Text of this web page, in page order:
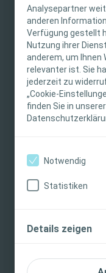
Analysepartner
anderen
Verfügung gestellt
Nutzung ihrer
anderem, um Ihnen
relevanter ist. Sie
jederzeit zu
„Cookie-
finden Sie in
Notwendig
Statistiken
Details zeigen
Diese Website
Fachpersonal.
fachliche
bestimmt.
medizinischen
individuelle
medizinischen
Produkten,
finden Sie in der
Produkts, die vor
Ich bin
Die DialogStudie
Studie zur
Coloplast. Die
Hautprobleme
Lebensqualität.
Pflegekräften, die
Studie, die im
durchgeführt
eine Kombination
ungeplante